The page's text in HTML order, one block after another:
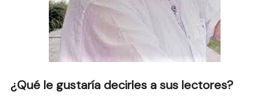
¿Qué le gustaría decirles a sus lectores?